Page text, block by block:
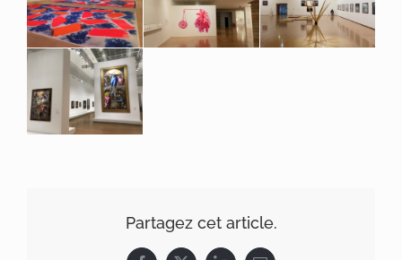
Produits
Références
Partagez cet article.